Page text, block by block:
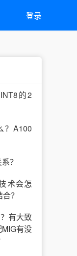
登录
的2
？A100
？
术会怎
？
有大致
有没